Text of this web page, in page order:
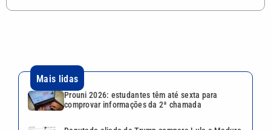
Mais lidas
Prouni 2026: estudantes têm até sexta para
comprovar informações da 2ª chamada